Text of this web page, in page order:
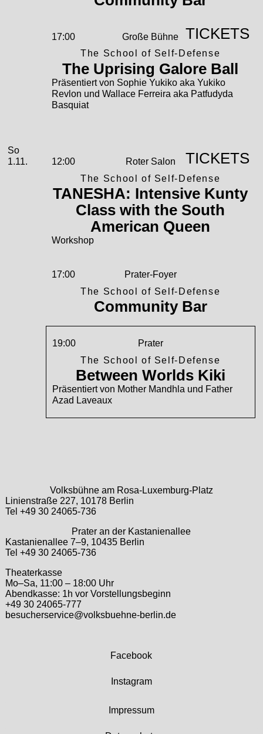
17:00
Große Bühne
The School of Self-Defense
The Uprising Galore Ball
Präsentiert von Sophie Yukiko aka Yukiko
Revlon und Wallace Ferreira aka Patfudyda
Basquiat
TICKETS
November
Sonntag, 01. November 2026
So
1.11.
12:00
Roter Salon
The School of Self-Defense
TANESHA: Intensive Kunty
Class with the South
American Queen
Workshop
TICKETS
17:00
Prater-Foyer
The School of Self-Defense
Community Bar
19:00
Prater
The School of Self-Defense
Between Worlds Kiki
Präsentiert von Mother Mandhla und Father
Azad Laveaux
Volksbühne am Rosa-Luxemburg-Platz
Linienstraße 227, 10178 Berlin
Tel +49 30 24065-736
Prater an der Kastanienallee
Kastanienallee 7–9, 10435 Berlin
Tel +49 30 24065-736
Theaterkasse
Mo–Sa, 11:00 – 18:00 Uhr
Abendkasse: 1h vor Vorstellungsbeginn
+49 30 24065-777
besucherservice@volksbuehne-berlin.de
Facebook
Instagram
Impressum